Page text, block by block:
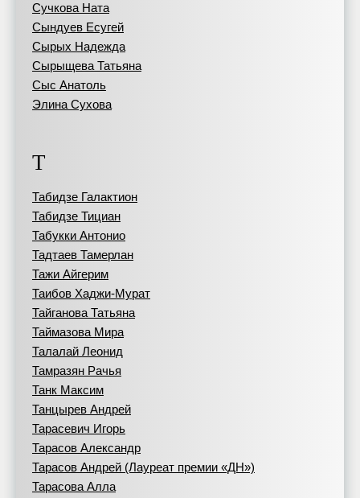
Сучкова Ната
Сындуев Есугей
Сырых Надежда
Сырыщева Татьяна
Сыс Анатоль
Элина Сухова
Т
Табидзе Галактион
Табидзе Тициан
Табукки Антонио
Тадтаев Тамерлан
Тажи Айгерим
Таибов Хаджи-Мурат
Тайганова Татьяна
Таймазова Мира
Талалай Леонид
Тамразян Рачья
Танк Максим
Танцырев Андрей
Тарасевич Игорь
Тарасов Александр
Тарасов Андрей (Лауреат премии «ДН»)
Тарасова Алла